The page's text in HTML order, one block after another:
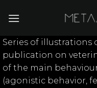
Series of illustrations
publication on
of the main
(agonistic behavior,